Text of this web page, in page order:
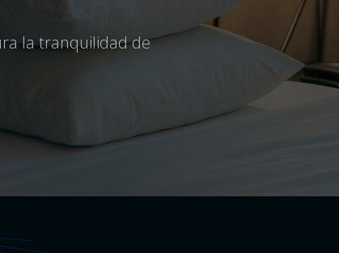
la tranquilidad de